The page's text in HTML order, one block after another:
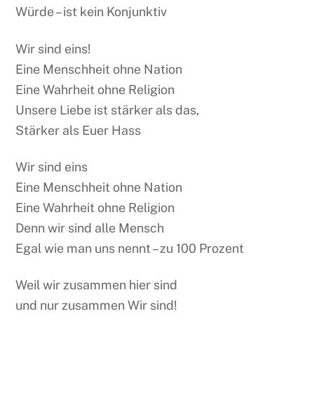
Würde – ist kein Konjunktiv
Wir sind eins!
Eine Menschheit ohne Nation
Eine Wahrheit ohne Religion
Unsere Liebe ist stärker als das,
Stärker als Euer Hass
Wir sind eins
Eine Menschheit ohne Nation
Eine Wahrheit ohne Religion
Denn wir sind alle Mensch
Egal wie man uns nennt – zu 100 Prozent
Weil wir zusammen hier sind
und nur zusammen Wir sind!